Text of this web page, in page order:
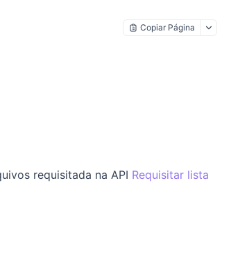
Copiar Página
requisitada na API Requisitar lista